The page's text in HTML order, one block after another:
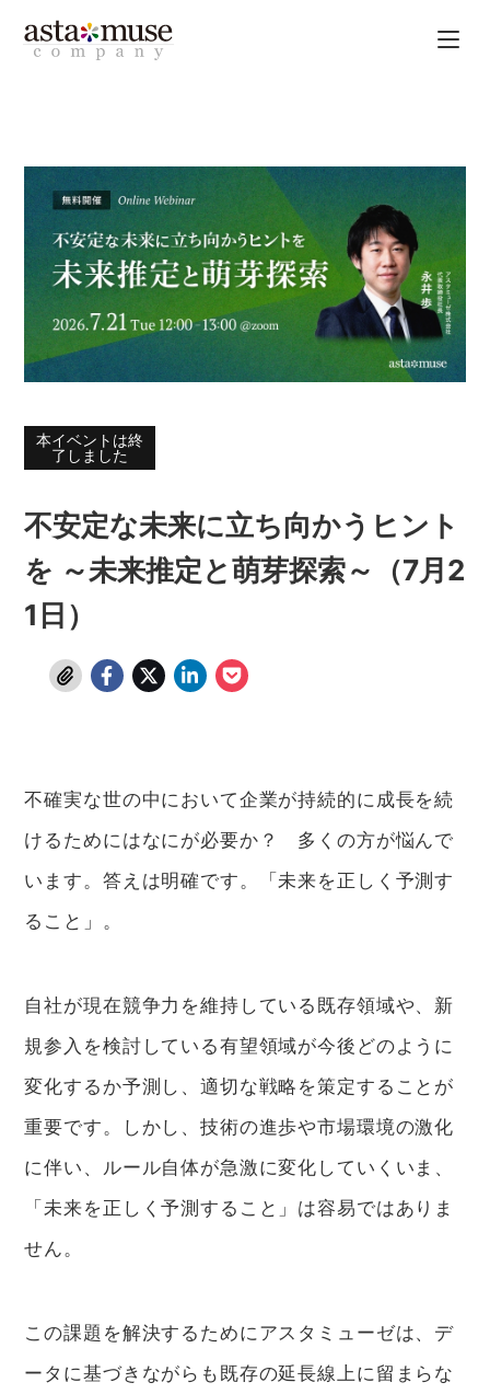
本イベントは終
了しました
不安定な未来に立ち向かうヒント
を ～未来推定と萌芽探索～（7月2
1日）
不確実な世の中において企業が持続的に成長を続
けるためにはなにが必要か？ 多くの方が悩んで
います。答えは明確です。「未来を正しく予測す
ること」。
自社が現在競争力を維持している既存領域や、新
規参入を検討している有望領域が今後どのように
変化するか予測し、適切な戦略を策定することが
重要です。しかし、技術の進歩や市場環境の激化
に伴い、ルール自体が急激に変化していくいま、
「未来を正しく予測すること」は容易ではありま
せん。
この課題を解決するためにアスタミューゼは、デ
ータに基づきながらも既存の延長線上に留まらな